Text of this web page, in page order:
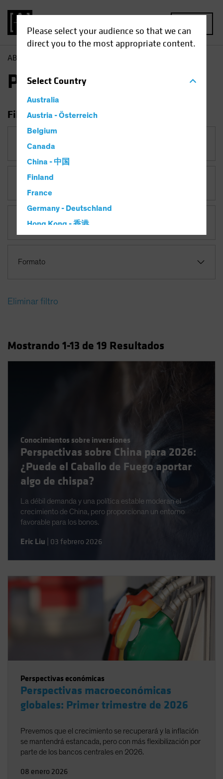
Please select your audience so that we can
direct you to the most appropriate content.
SelectCountry
Australia
Austria - Österreich
Belgium
Canada
China - 中国
Finland
France
Germany - Deutschland
Hong Kong - 香港
Latin America
New Zealand
Norway
South Korea - 대한민국
Spain
Sweden
Switzerland
Taiwan - 台灣
AB
Perspectivas
Filtrar por
Categoría
Tema
Falling Rates
Clase de activos
Formato
Eliminar filtro
Mostrando 1-13 de 19 Resultados
Conocimientos sobre inversiones
Perspectivas sobre China para 2026:
¿Puede el Caballo de Fuego aportar
algo de chispa?
La débil demanda y una política estable moderan el
crecimiento de China, pero proporcionan un entorno
favorable para los bonos.
Eric Liu 03 febrero 2026
Perspectivas económicas
Perspectivas macroeconómicas
globales: Primer trimestre de 2026
Prevemos que el crecimiento se recuperará y la inflación
se mantendrá estancada, pero con más flexibilización por
parte de los bancos centrales en 2026.
08 enero 2026